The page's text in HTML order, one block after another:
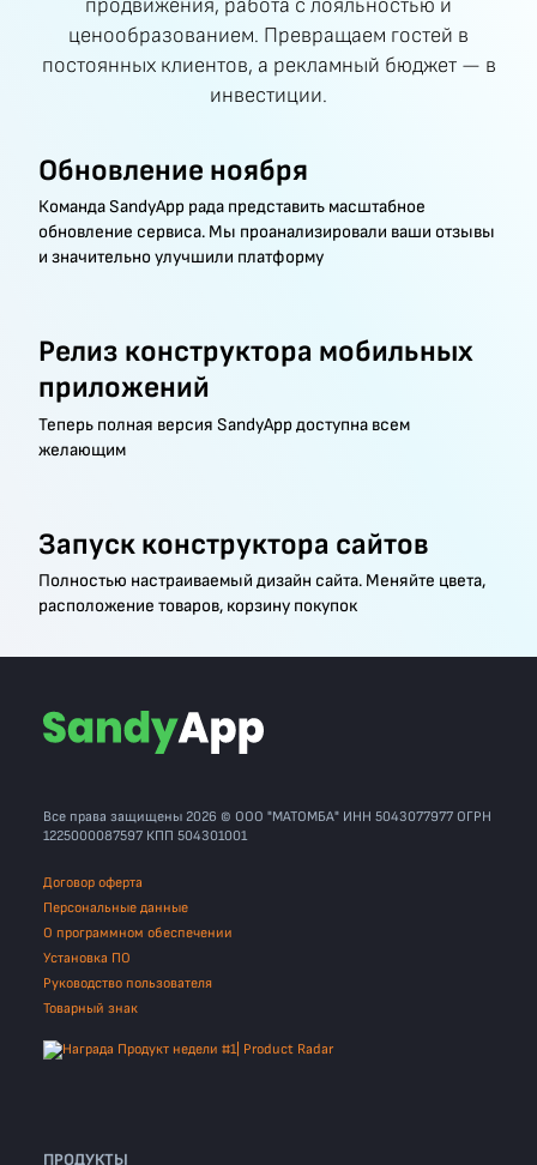
продвижения, работа с лояльностью и
ценообразованием. Превращаем гостей в
постоянных клиентов, а рекламный бюджет — в
инвестиции.
Обновление ноября
Команда SandyApp рада представить масштабное
обновление сервиса. Мы проанализировали ваши отзывы
и значительно улучшили платформу
Релиз конструктора мобильных
приложений
Теперь полная версия SandyApp доступна всем
желающим
Запуск конструктора сайтов
Полностью настраиваемый дизайн сайта. Меняйте цвета,
расположение товаров, корзину покупок
Все права защищены 2026 © ООО "МАТОМБА" ИНН 5043077977 ОГРН
1225000087597 КПП 504301001
Договор оферта
Персональные данные
О программном обеспечении
Установка ПО
Руководство пользователя
Товарный знак
ПРОДУКТЫ